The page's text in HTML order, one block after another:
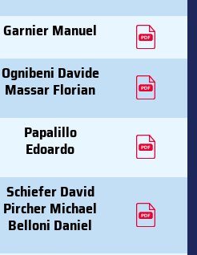
Garnier Manuel
Ognibeni Davide
Massar Florian
Papalillo
Edoardo
Schiefer David
Pircher Michael
Belloni Daniel